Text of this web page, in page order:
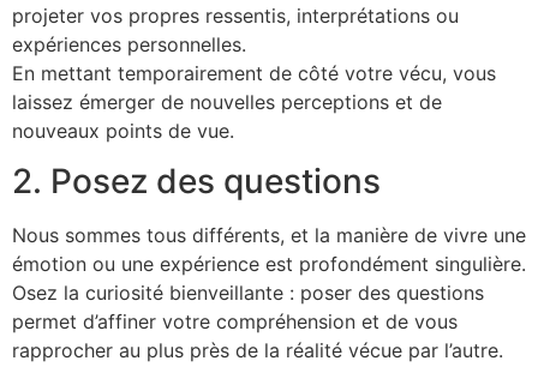
projeter vos propres ressentis, interprétations ou
expériences personnelles.
En mettant temporairement de côté votre vécu, vous
laissez émerger de nouvelles perceptions et de
nouveaux points de vue.
2. Posez des questions
Nous sommes tous différents, et la manière de vivre une
émotion ou une expérience est profondément singulière.
Osez la curiosité bienveillante : poser des questions
permet d’affiner votre compréhension et de vous
rapprocher au plus près de la réalité vécue par l’autre.